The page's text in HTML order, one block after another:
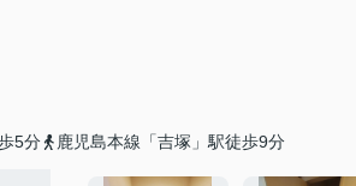
5分 鹿児島本線「吉塚」駅徒歩9分